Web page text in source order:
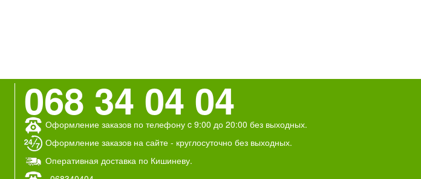
068 34 04 04
Оформление заказов по телефону c 9:00 до 20:00 без выходных.
Оформление заказов на сайте - круглосуточно без выходных.
Оперативная доставка по Кишиневу.